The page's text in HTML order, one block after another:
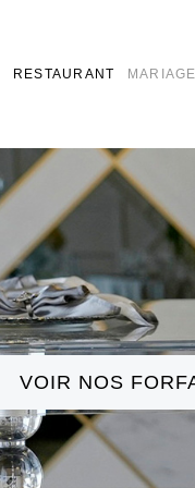
RESTAURANT
VOIR NOS